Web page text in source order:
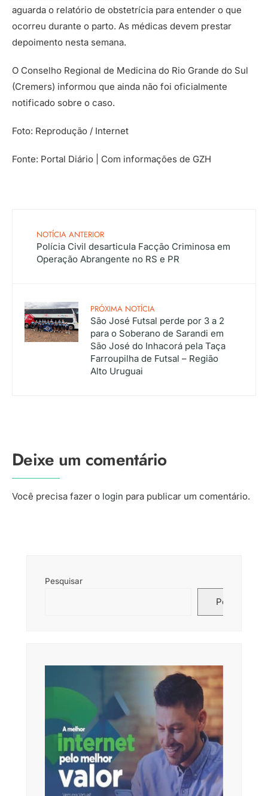
aguarda o relatório de obstetrícia para entender o que
ocorreu durante o parto. As médicas devem prestar
depoimento nesta semana.
O Conselho Regional de Medicina do Rio Grande do Sul
(Cremers) informou que ainda não foi oficialmente
notificado sobre o caso.
Foto: Reprodução / Internet
Fonte: Portal Diário | Com informações de GZH
NOTÍCIA ANTERIOR
Polícia Civil desarticula Facção Criminosa em
Operação Abrangente no RS e PR
PRÓXIMA NOTÍCIA
São José Futsal perde por 3 a 2
para o Soberano de Sarandi em
São José do Inhacorá pela Taça
Farroupilha de Futsal – Região
Alto Uruguai
Deixe um comentário
Você precisa fazer o login para publicar um comentário.
Pesquisar
Pesquisar